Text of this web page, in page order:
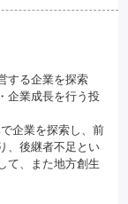
する企業を探索
企業成長を行う投
企業を探索し、前
、後継者不足とい
て、また地方創生